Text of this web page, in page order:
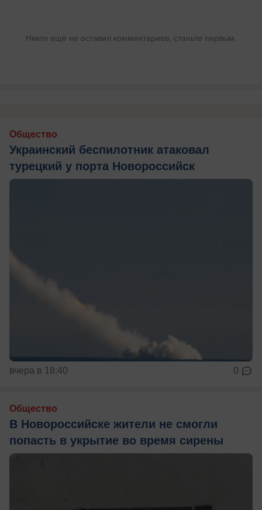
Никто ещё не оставил комментариев, станьте первым.
Общество
Украинский беспилотник атаковал
турецкий у порта Новороссийск
вчера в 18:40 0
Общество
В Новороссийске жители не смогли
попасть в укрытие во время сирены